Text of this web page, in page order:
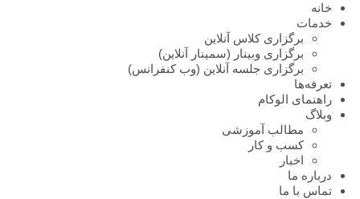
خانه
خدمات
برگزاری کلاس آنلاین
برگزاری وبینار (سمینار آنلاین)
برگزاری جلسه آنلاین (وب کنفرانس)
تعرفه‌ها
راهنمای الوکام
وبلاگ
مطالب آموزشی
کسب و کار
اخبار
درباره ما
تماس با ما